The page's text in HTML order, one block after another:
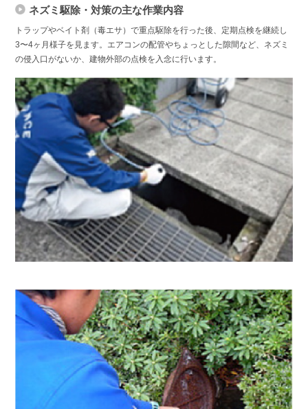
ネズミ駆除・対策の主な作業内容
トラップやベイト剤（毒エサ）で重点駆除を行った後、定期点検を継続し
3〜4ヶ月様子を見ます。エアコンの配管やちょっとした隙間など、ネズミ
の侵入口がないか、建物外部の点検を入念に行います。